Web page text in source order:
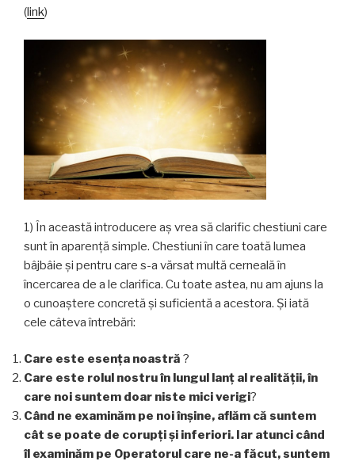
(link)
1) În această introducere aș vrea să clarific chestiuni care
sunt în aparență simple. Chestiuni în care toată lumea
bâjbâie și pentru care s-a vărsat multă cerneală în
încercarea de a le clarifica. Cu toate astea, nu am ajuns la
o cunoaștere concretă şi suficientă a acestora. Și iată
cele câteva întrebări:
Care este esența noastră ?
Care este rolul nostru în lungul lanț al realității, în
care noi suntem doar niste mici verigi?
Când ne examinăm pe noi înșine, aflăm că suntem
cât se poate de corupţi şi inferiori. Iar atunci când
îl examinăm pe Operatorul care ne-a făcut, suntem